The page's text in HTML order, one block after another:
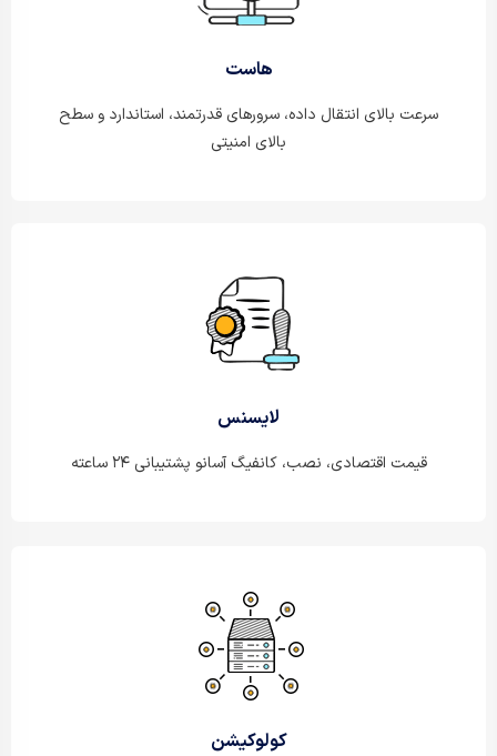
هاست
سرعت بالای انتقال داده، سرورهای قدرتمند، استاندارد و سطح
بالای امنیتی
لایسنس
قیمت اقتصادی، نصب، کانفیگ آسانو پشتیبانی ۲۴ ساعته
کولوکیشن